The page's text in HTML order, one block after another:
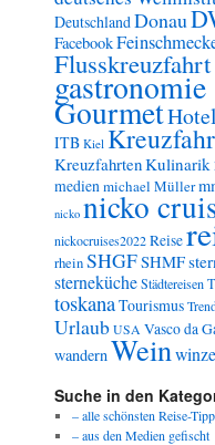
DeutschlandDonau
Facebook
Flusskreuzfahrt
gastronomie
GourmetHotel
ITB Kiel
KreuzfahrtenKulinarik
medienmichael Müller
nicko nicko
nickocruises2022Reise
rheinSHGFSHMF
sternekücheStädtereisen
toskanaTourismus
Urlaub USA Vasco da
wandernWein
Suche in den
– alle schönsten Reise-
– aus den Medien gefischt